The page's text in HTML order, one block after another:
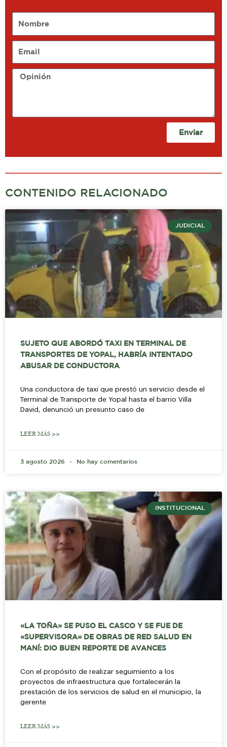
Opinión
Enviar
CONTENIDO RELACIONADO
JUDICIAL
SUJETO QUE ABORDÓ TAXI EN TERMINAL DE
TRANSPORTES DE YOPAL, HABRÍA INTENTADO
ABUSAR DE CONDUCTORA
Una conductora de taxi que prestó un servicio desde el
Terminal de Transporte de Yopal hasta el barrio Villa
David, denunció un presunto caso de
LEER MÁS >>
3 agosto 2026 No hay comentarios
INSTITUCIONAL
«LA TOÑA» SE PUSO EL CASCO Y SE FUE DE
«SUPERVISORA» DE OBRAS DE RED SALUD EN
MANÍ: DIO BUEN REPORTE DE AVANCES
Con el propósito de realizar seguimiento a los
proyectos de infraestructura que fortalecerán la
prestación de los servicios de salud en el municipio, la
gerente
LEER MÁS >>